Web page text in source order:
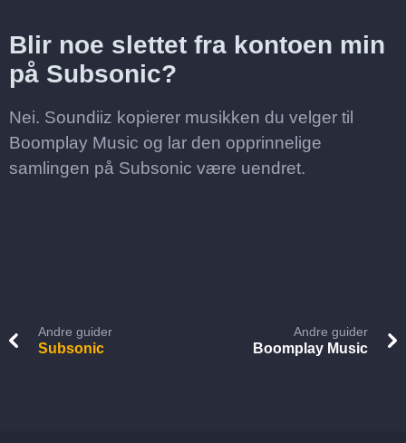
Blir noe slettet fra kontoen min
på Subsonic?
Nei. Soundiiz kopierer musikken du velger til
Boomplay Music og lar den opprinnelige
samlingen på Subsonic være uendret.
Andre guider
Subsonic
Andre guider
Boomplay Music